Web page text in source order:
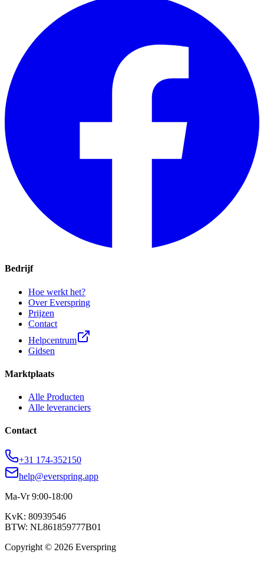
Bedrijf
Hoe werkt het?
Over Everspring
Prijzen
Contact
Helpcentrum
Gidsen
Marktplaats
Alle Producten
Alle leveranciers
Contact
+31 174-352150
help@everspring.app
Ma-Vr 9:00-18:00
KvK: 80939546
BTW: NL861859777B01
Copyright © 2026 Everspring